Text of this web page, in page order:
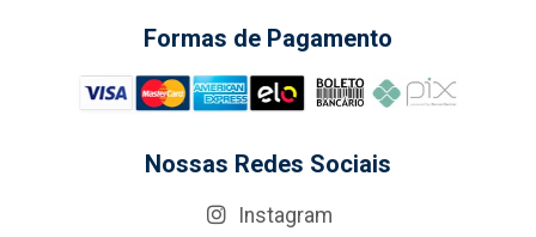
Formas de Pagamento
Nossas Redes Sociais
Instagram